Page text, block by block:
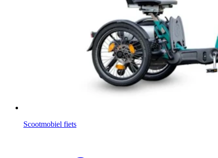
Scootmobiel fiets